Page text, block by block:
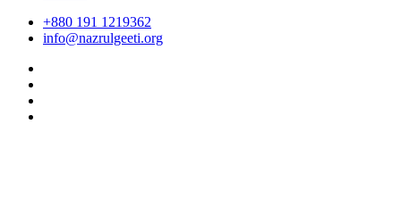
+880 191 1219362
info@nazrulgeeti.org